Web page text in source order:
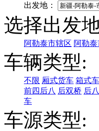
出发地：
选择出发
阿勒泰市辖区 阿勒
车辆类型:
不限 厢式货车 箱式车
前四后八 后双桥 后
车
车源类型: